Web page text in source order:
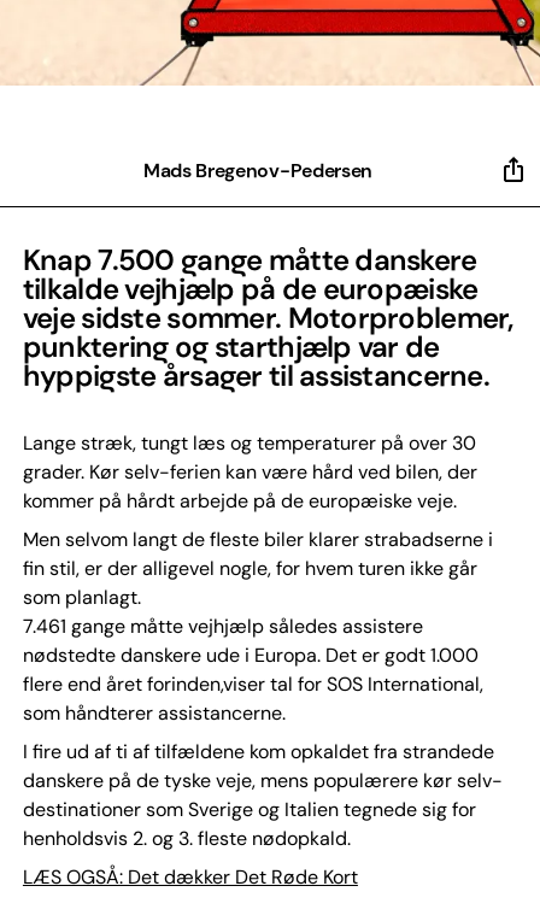
Mads Bregenov-Pedersen
Knap 7.500 gange måtte danskere
tilkalde vejhjælp på de europæiske
veje sidste sommer. Motorproblemer,
punktering og starthjælp var de
hyppigste årsager til assistancerne.
Lange stræk, tungt læs og temperaturer på over 30
grader. Kør selv-ferien kan være hård ved bilen, der
kommer på hårdt arbejde på de europæiske veje.
Men selvom langt de fleste biler klarer strabadserne i
fin stil, er der alligevel nogle, for hvem turen ikke går
som planlagt.
7.461 gange måtte vejhjælp således assistere
nødstedte danskere ude i Europa. Det er godt 1.000
flere end året forinden,viser tal for SOS International,
som håndterer assistancerne.
I fire ud af ti af tilfældene kom opkaldet fra strandede
danskere på de tyske veje, mens populærere kør selv-
destinationer som Sverige og Italien tegnede sig for
henholdsvis 2. og 3. fleste nødopkald.
LÆS OGSÅ: Det dækker Det Røde Kort